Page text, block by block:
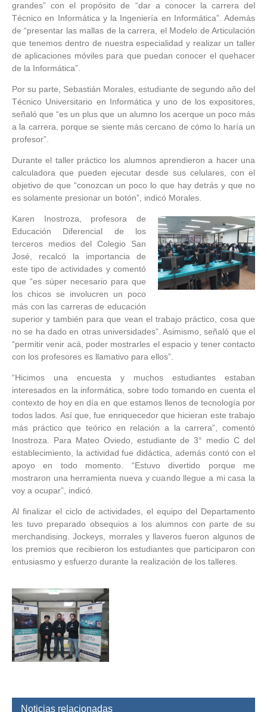
grandes” con el propósito de “dar a conocer la carrera del
Técnico en Informática y la Ingeniería en Informática”. Además
de “presentar las mallas de la carrera, el Modelo de Articulación
que tenemos dentro de nuestra especialidad y realizar un taller
de aplicaciones móviles para que puedan conocer el quehacer
de la Informática”.
Por su parte, Sebastián Morales, estudiante de segundo año del
Técnico Universitario en Informática y uno de los expositores,
señaló que “es un plus que un alumno los acerque un poco más
a la carrera, porque se siente más cercano de cómo lo haría un
profesor”.
Durante el taller práctico los alumnos aprendieron a hacer una
calculadora que pueden ejecutar desde sus celulares, con el
objetivo de que “conozcan un poco lo que hay detrás y que no
es solamente presionar un botón”, indicó Morales.
Karen Inostroza, profesora de
Educación Diferencial de los
terceros medios del Colegio San
José, recalcó la importancia de
este tipo de actividades y comentó
que “es súper necesario para que
los chicos se involucren un poco
más con las carreras de educación
superior y también para que vean el trabajo práctico, cosa que
no se ha dado en otras universidades”. Asimismo, señaló que el
“permitir venir acá, poder mostrarles el espacio y tener contacto
con los profesores es llamativo para ellos”.
“Hicimos una encuesta y muchos estudiantes estaban
interesados en la informática, sobre todo tomando en cuenta el
contexto de hoy en día en que estamos llenos de tecnología por
todos lados. Así que, fue enriquecedor que hicieran este trabajo
más práctico que teórico en relación a la carrera”, comentó
Inostroza. Para Mateo Oviedo, estudiante de 3° medio C del
establecimiento, la actividad fue didáctica, además contó con el
apoyo en todo momento. “Estuvo divertido porque me
mostraron una herramienta nueva y cuando llegue a mi casa la
voy a ocupar”, indicó.
Al finalizar el ciclo de actividades, el equipo del Departamento
les tuvo preparado obsequios a los alumnos con parte de su
merchandising. Jockeys, morrales y llaveros fueron algunos de
los premios que recibieron los estudiantes que participaron con
entusiasmo y esfuerzo durante la realización de los talleres.
Noticias relacionadas